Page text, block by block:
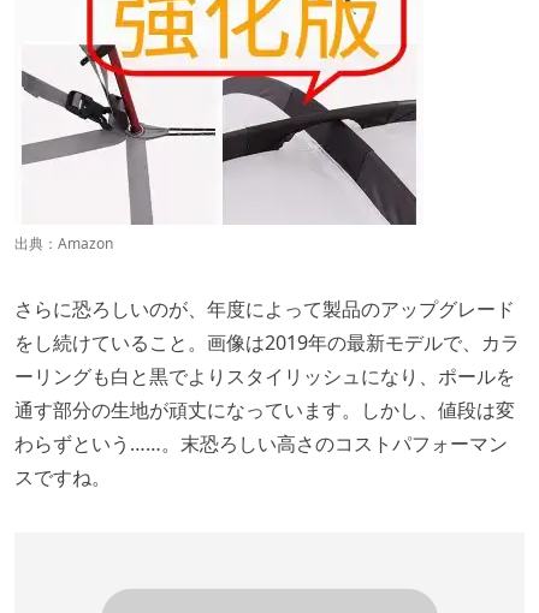
出典： Amazon
さらに恐ろしいのが、年度によって製品のアップグレード
をし続けていること。画像は2019年の最新モデルで、カラ
ーリングも白と黒でよりスタイリッシュになり、ポールを
通す部分の生地が頑丈になっています。しかし、値段は変
わらずという……。末恐ろしい高さのコストパフォーマン
スですね。